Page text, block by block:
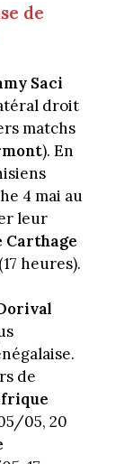
de
Saci
droit
matchs
). En
4 mai au
leur
Carthage
heures).
de
05, 20